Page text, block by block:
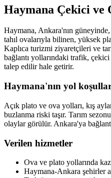
Haymana Çekici
Haymana, Ankara'nın
tahıl ovalarıyla bilinen, yüksek
Kaplıca turizmi ziyaretçileri ve
bağlantı yollarındaki trafik,
talep edilir hale getirir.
Haymana'nın yol
Açık plato ve ova yolları, kış
buzlanma riski taşır. Tarım
olaylar görülür. Ankara'ya
Verilen hizmetler
Ova ve plato yollarında
Haymana-Ankara şehirler